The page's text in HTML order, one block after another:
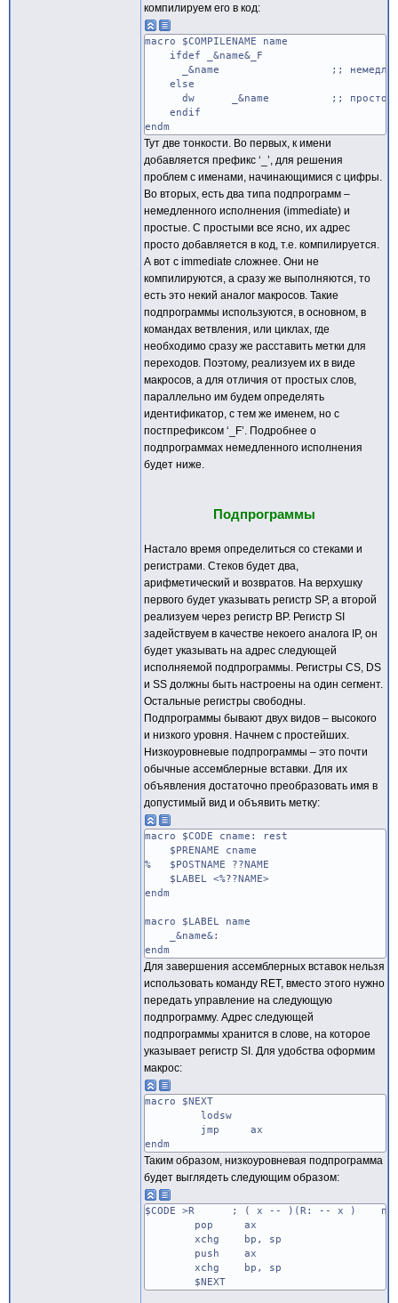
компилируем его в код:
macro $COMPILENAME name
ifdef _&name&_F
_&name ;; немедленно
else
dw _&name ;; просто
endif
endm
Тут две тонкости. Во первых, к имени
добавляется префикс ‘_’, для решения
проблем с именами, начинающимися с цифры.
Во вторых, есть два типа подпрограмм –
немедленного исполнения (immediate) и
простые. С простыми все ясно, их адрес
просто добавляется в код, т.е. компилируется.
А вот с immediate сложнее. Они не
компилируются, а сразу же выполняются, то
есть это некий аналог макросов. Такие
подпрограммы используются, в основном, в
командах ветвления, или циклах, где
необходимо сразу же расставить метки для
переходов. Поэтому, реализуем их в виде
макросов, а для отличия от простых слов,
параллельно им будем определять
идентификатор, с тем же именем, но с
постпрефиксом ‘_F’. Подробнее о
подпрограммах немедленного исполнения
будет ниже.
Подпрограммы
Настало время определиться со стеками и
регистрами. Стеков будет два,
арифметический и возвратов. На верхушку
первого будет указывать регистр SP, а второй
реализуем через регистр BP. Регистр SI
задействуем в качестве некоего аналога IP, он
будет указывать на адрес следующей
исполняемой подпрограммы. Регистры CS, DS
и SS должны быть настроены на один сегмент.
Остальные регистры свободны.
Подпрограммы бывают двух видов – высокого
и низкого уровня. Начнем с простейших.
Низкоуровневые подпрограммы – это почти
обычные ассемблерные вставки. Для их
объявления достаточно преобразовать имя в
допустимый вид и объявить метку:
macro $CODE cname: rest
$PRENAME cname
% $POSTNAME ??NAME
$LABEL <%??NAME>
endm
macro $LABEL name
_&name&:
endm
Для завершения ассемблерных вставок нельзя
использовать команду RET, вместо этого нужно
передать управление на следующую
подпрограмму. Адрес следующей
подпрограммы хранится в слове, на которое
указывает регистр SI. Для удобства оформим
макрос:
macro $NEXT
lodsw
jmp ax
endm
Таким образом, низкоуровневая подпрограмма
будет выглядеть следующим образом:
$CODE >R ; ( x -- )(R: -- x )
pop ax
xchg bp, sp
push ax
xchg bp, sp
$NEXT